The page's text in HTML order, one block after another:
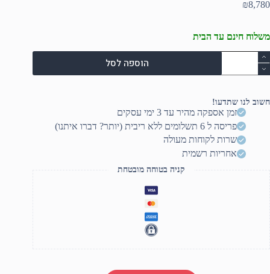
₪8,780
משלוח חינם עד הבית
כמות
של
רמקול
935
הוספה לסל
חשוב לנו שתדעו!
זמן אספקה מהיר עד 3 ימי עסקים
פריסה ל 6 תשלומים ללא ריבית (יותר? דברו איתנו)
שרות לקוחות מעולה
אחריות רשמית
קניה בטוחה מובטחת